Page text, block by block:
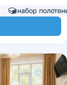
набор